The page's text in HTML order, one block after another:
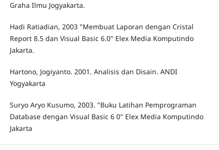
Graha Ilmu Jogyakarta.
Hadi Ratiadian, 2003 "Membuat Laporan dengan Cristal
Report 8.5 dan Visual Basic 6.0" Elex Media Komputindo
Jakarta.
Hartono, Jogiyanto. 2001. Analisis dan Disain. ANDI
Yogyakarta
Suryo Aryo Kusumo, 2003. "Buku Latihan Pemprograman
Database dengan Visual Basic 6 0" Elex Media Komputindo
Jakarta